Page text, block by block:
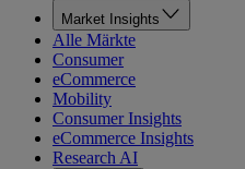
Market Insights
Alle Märkte
Consumer
eCommerce
Mobility
Consumer Insights
eCommerce Insights
Research AI